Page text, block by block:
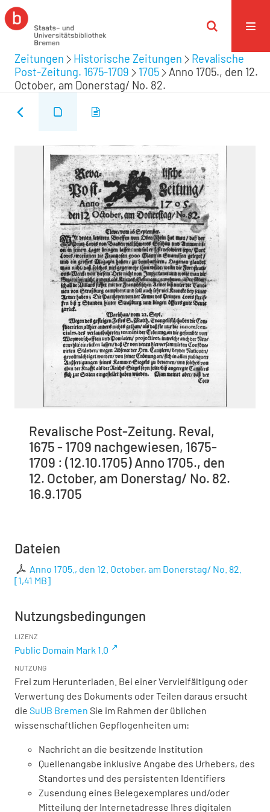
Zeitungen Historische Zeitungen
Revalische
Post-Zeitung. 1675-1709
1705
Anno 1705., den 12.
October, am Donerstag/ No. 82.
Revalische Post-Zeitung. Reval,
1675 - 1709 nachgewiesen, 1675-
1709 : (12.10.1705) Anno 1705., den
12. October, am Donerstag/ No. 82.
16.9.1705
Dateien
Anno 1705., den 12. October, am Donerstag/ No. 82.
[1,41 MB]
Nutzungsbedingungen
LIZENZ
Public Domain Mark 1.0
NUTZUNG
Frei zum Herunterladen. Bei einer Vervielfältigung oder
Verwertung des Dokuments oder Teilen daraus ersucht
die SuUB Bremen Sie im Rahmen der üblichen
wissenschaftlichen Gepflogenheiten um:
Nachricht an die besitzende Institution
Quellenangabe inklusive Angabe des Urhebers, des
Standortes und des persistenten Identifiers
Zusendung eines Belegexemplares und/oder
Mitteilung der Internetadresse Ihres digitalen